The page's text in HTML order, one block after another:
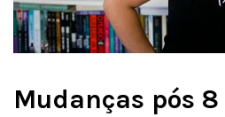
Mudanças pós